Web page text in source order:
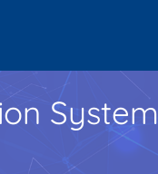
System